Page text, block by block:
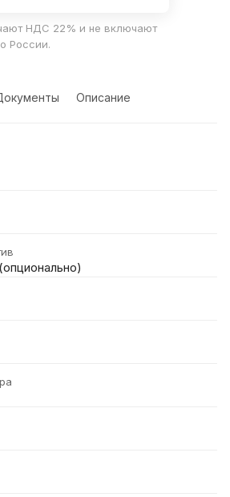
НДС 22% и не включают
России.
Описание